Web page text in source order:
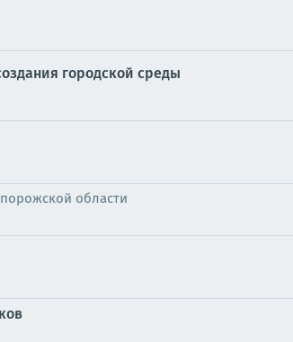
городской среды
области